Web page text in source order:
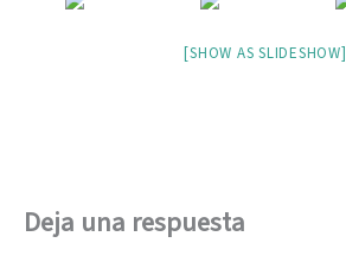
[SHOW AS SLIDESHOW]
Deja una respuesta